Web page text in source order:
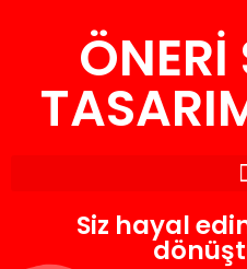
ÖNERİ
Siz hayal